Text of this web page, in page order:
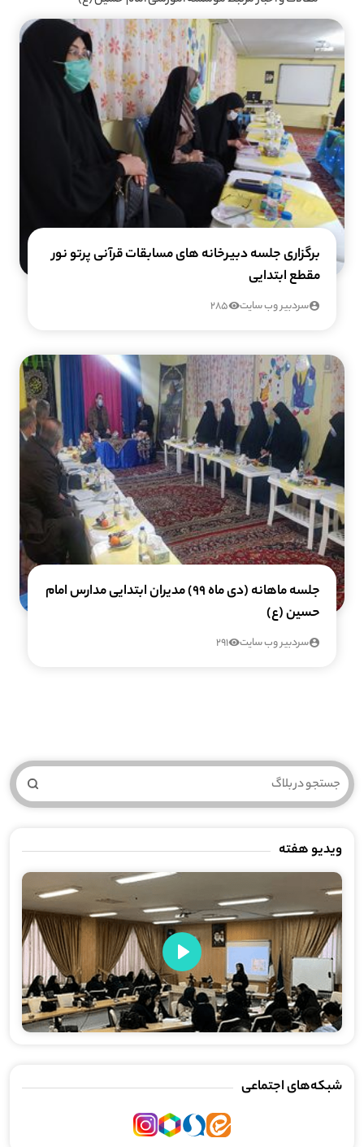
برگزاری جلسه دبیرخانه های مسابقات قرآنی پرتو نور
مقطع ابتدایی
سردبیر وب سایت 285
جلسه ماهانه (دی ماه ۹۹) مدیران ابتدایی مدارس امام
حسین (ع)
سردبیر وب سایت 291
شبکه‌های اجتماعی
ویدیو هفته
Play